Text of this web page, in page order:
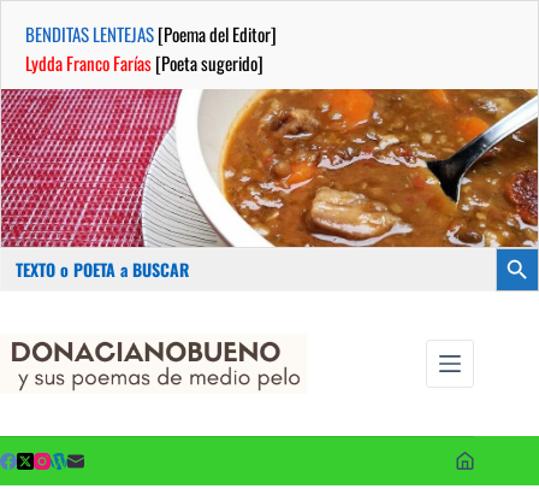
BENDITAS LENTEJAS[Poema del Editor]
Lydda Franco Farías[Poeta sugerido]
Buscar:
contenido